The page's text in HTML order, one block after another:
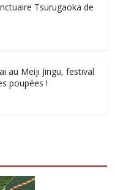
Tsurugaoka de
au Meiji Jingu, festival
poupées !